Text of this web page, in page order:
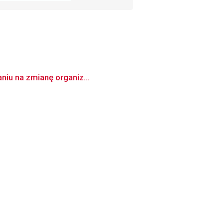
na zmianę organiz...